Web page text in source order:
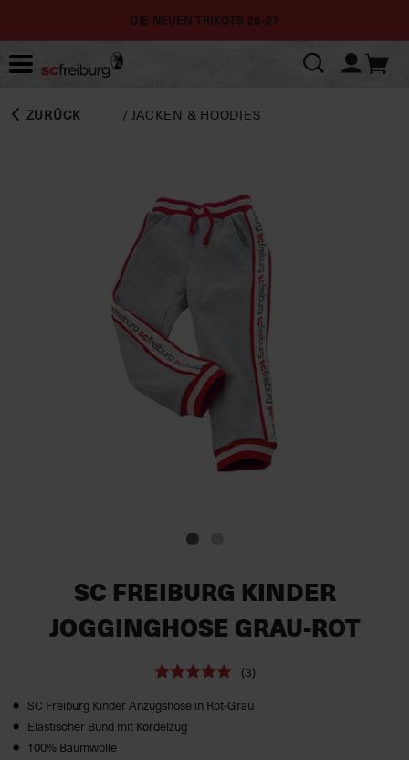
DIE NEUEN TRIKOTS 26-27
ZURÜCK /JACKEN & HOODIES
SC FREIBURG KINDER
JOGGINGHOSE GRAU-ROT
(3)
SC Freiburg Kinder Anzugshose in Rot-Grau
Elastischer Bund mit Kordelzug
100% Baumwolle